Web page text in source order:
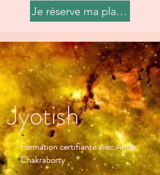
Je réserve ma place en
Jyotish
Formation certifiante avec Arjun
Chakraborty